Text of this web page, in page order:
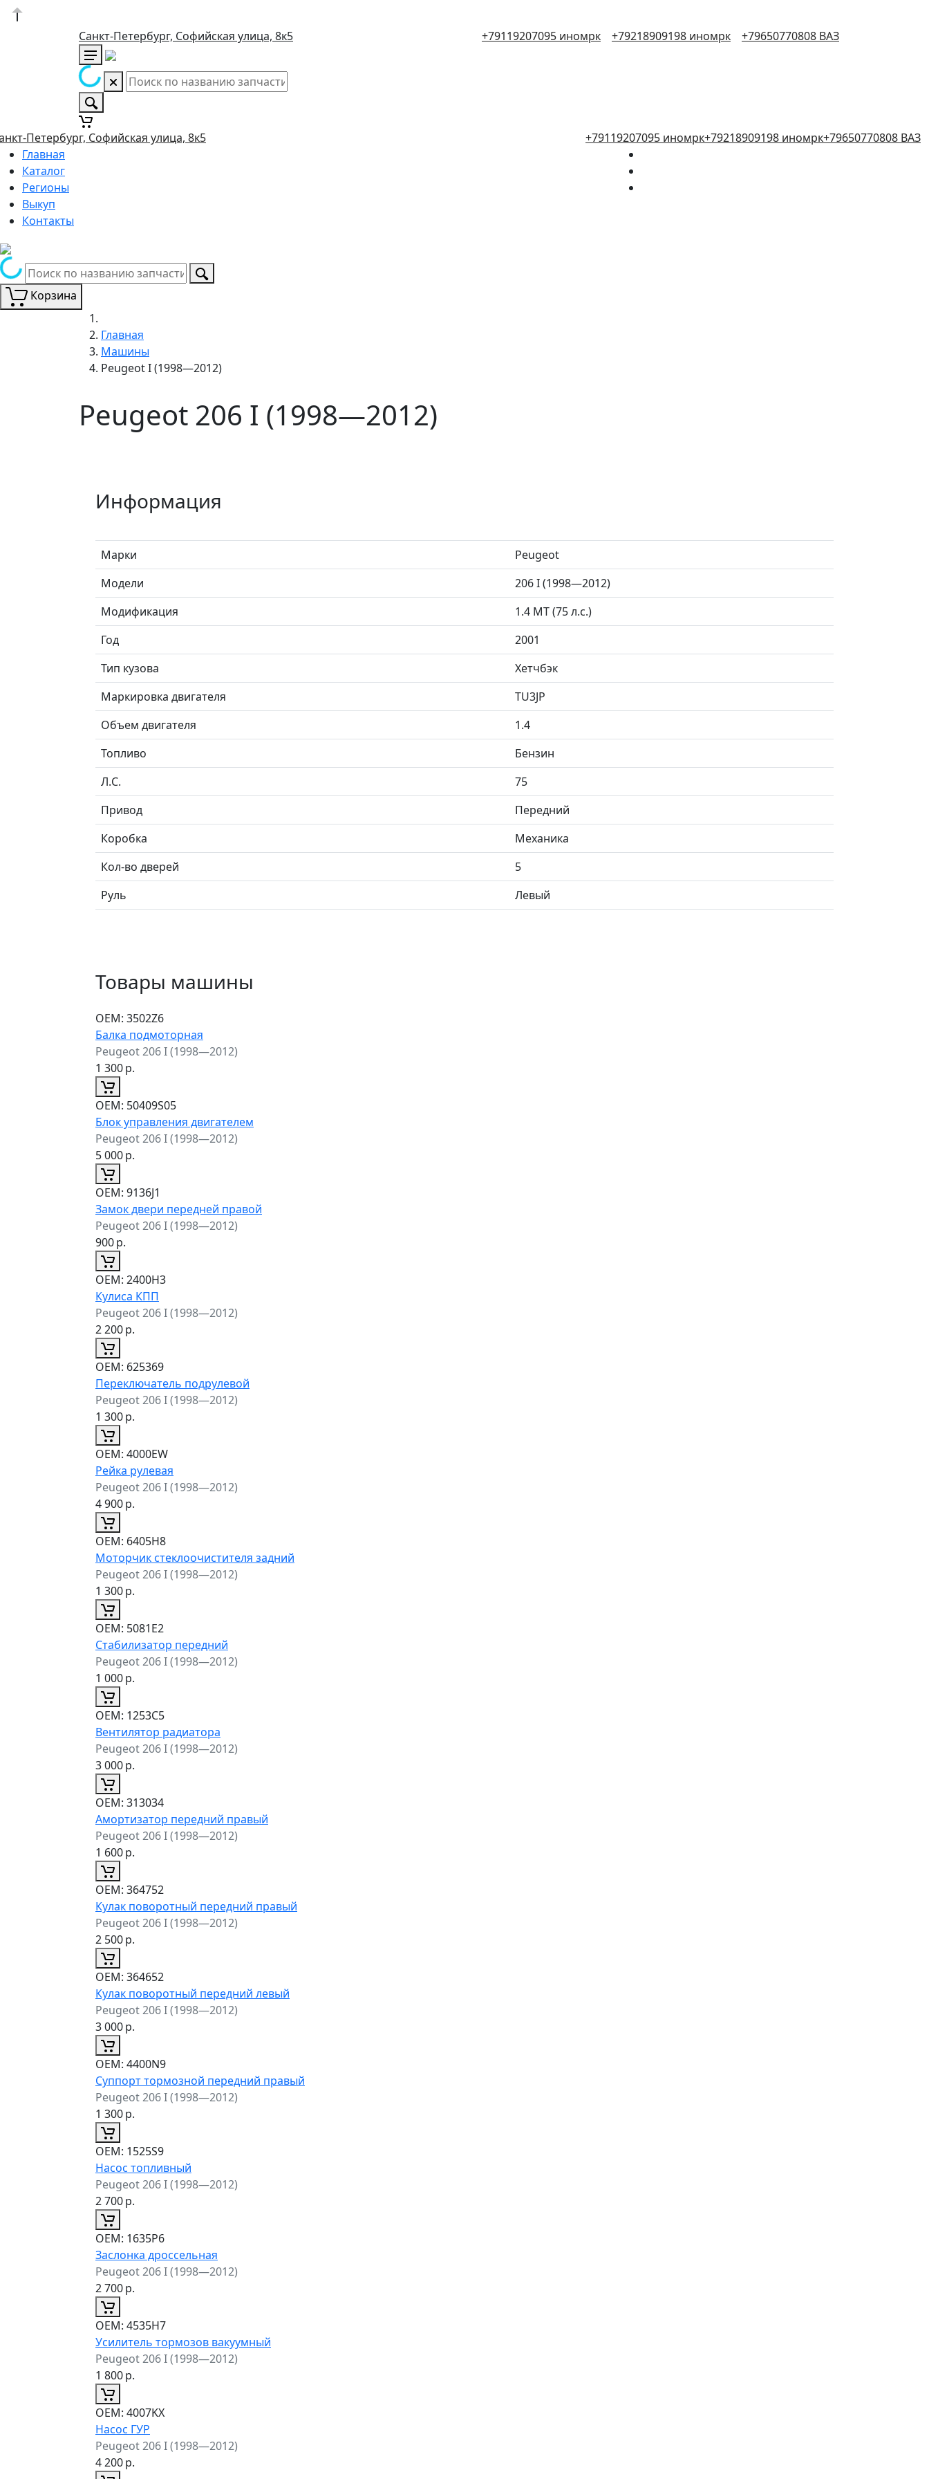
Санкт-Петербург, Софийская улица, 8к5 +79119207095 иномрк +79218909198 иномрк +79650770808 ВАЗ
Петербург, Софийская улица, 8к5 +79119207095 иномрк+79218909198 иномрк+79650770808 ВАЗ
Главная
Каталог
Регионы
Выкуп
Контакты
Корзина
Главная
Машины
Peugeot I (1998—2012)
Peugeot 206 I (1998—2012)
Информация
Марки
Peugeot
Модели
206 I (1998—2012)
Модификация
1.4 MT (75 л.с.)
Год
2001
Тип кузова
Хетчбэк
Маркировка двигателя
TU3JP
Объем двигателя
1.4
Топливо
Бензин
Л.C.
75
Привод
Передний
Коробка
Механика
Кол-во дверей
5
Руль
Левый
Товары машины
ОЕМ: 3502Z6
Балка подмоторная
Peugeot 206 I (1998—2012)
1 300р.
ОЕМ: 50409S05
Блок управления двигателем
Peugeot 206 I (1998—2012)
5 000р.
ОЕМ: 9136J1
Замок двери передней правой
Peugeot 206 I (1998—2012)
900р.
ОЕМ: 2400H3
Кулиса КПП
Peugeot 206 I (1998—2012)
2 200р.
ОЕМ: 625369
Переключатель подрулевой
Peugeot 206 I (1998—2012)
1 300р.
ОЕМ: 4000EW
Рейка рулевая
Peugeot 206 I (1998—2012)
4 900р.
ОЕМ: 6405H8
Моторчик стеклоочистителя задний
Peugeot 206 I (1998—2012)
1 300р.
ОЕМ: 5081E2
Стабилизатор передний
Peugeot 206 I (1998—2012)
1 000р.
ОЕМ: 1253C5
Вентилятор радиатора
Peugeot 206 I (1998—2012)
3 000р.
ОЕМ: 313034
Амортизатор передний правый
Peugeot 206 I (1998—2012)
1 600р.
ОЕМ: 364752
Кулак поворотный передний правый
Peugeot 206 I (1998—2012)
2 500р.
ОЕМ: 364652
Кулак поворотный передний левый
Peugeot 206 I (1998—2012)
3 000р.
ОЕМ: 4400N9
Суппорт тормозной передний правый
Peugeot 206 I (1998—2012)
1 300р.
ОЕМ: 1525S9
Насос топливный
Peugeot 206 I (1998—2012)
2 700р.
ОЕМ: 1635P6
Заслонка дроссельная
Peugeot 206 I (1998—2012)
2 700р.
ОЕМ: 4535H7
Усилитель тормозов вакуумный
Peugeot 206 I (1998—2012)
1 800р.
ОЕМ: 4007KX
Насос ГУР
Peugeot 206 I (1998—2012)
4 200р.